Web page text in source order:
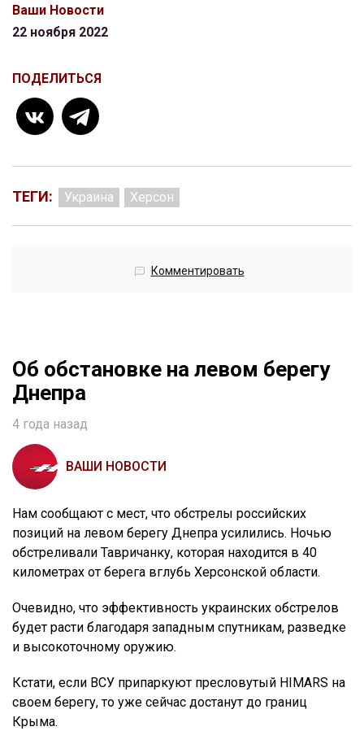
Ваши Новости
22 ноября 2022
ПОДЕЛИТЬСЯ
ТЕГИ: Украина Херсон
Комментировать
Об обстановке на левом берегу
Днепра
4 года назад
ВАШИ НОВОСТИ
Нам сообщают с мест, что обстрелы российских
позиций на левом берегу Днепра усилились. Ночью
обстреливали Тавричанку, которая находится в 40
километрах от берега вглубь Херсонской области.
Очевидно, что эффективность украинских обстрелов
будет расти благодаря западным спутникам, разведке
и высокоточному оружию.
Кстати, если ВСУ припаркуют пресловутый HIMARS на
своем берегу, то уже сейчас достанут до границ
Крыма.